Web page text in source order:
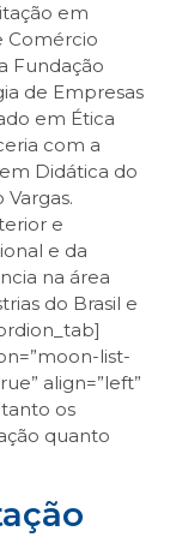
em
Comércio
Fundação
de Empresas
em Ética
com a
Didática do
e
e da
na área
do Brasil e
list-
align=”left”
os
quanto